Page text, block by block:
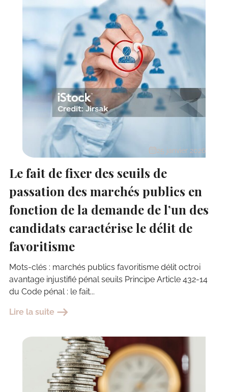
25 janvier 2026
Le fait de fixer des seuils de
passation des marchés publics en
fonction de la demande de l’un des
candidats caractérise le délit de
favoritisme
Mots-clés : marchés publics favoritisme délit octroi
avantage injustifié pénal seuils Principe Article 432-14
du Code pénal : le fait...
Lire la suite